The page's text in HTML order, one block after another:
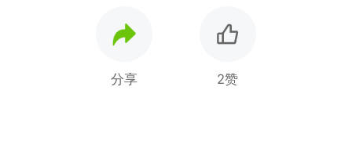
分享 2赞